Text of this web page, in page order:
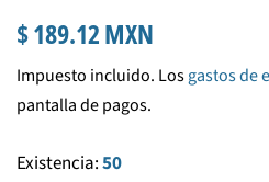
Precio
$ 189.12 MXN
venta
Impuesto incluido. Losgastos de
pantalla de pagos.
Existencia:50